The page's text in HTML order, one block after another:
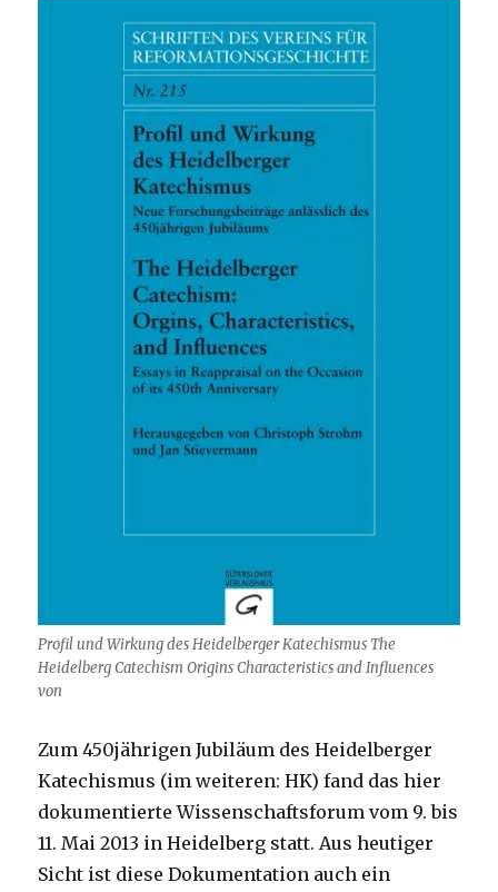
Profil und Wirkung des Heidelberger Katechismus The
Heidelberg Catechism Origins Characteristics and Influences
von
Zum 450jährigen Jubiläum des Heidelberger
Katechismus (im weiteren: HK) fand das hier
dokumentierte Wissenschaftsforum vom 9. bis
11. Mai 2013 in Heidelberg statt. Aus heutiger
Sicht ist diese Dokumentation auch ein